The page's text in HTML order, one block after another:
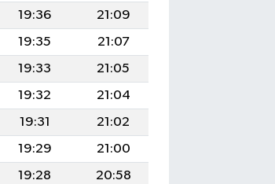
19:36
21:09
19:35
21:07
19:33
21:05
19:32
21:04
19:31
21:02
19:29
21:00
19:28
20:58